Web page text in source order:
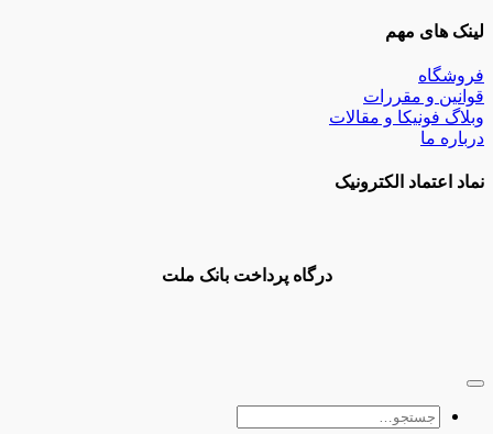
لینک های مهم
فروشگاه
قوانین و مقررات
وبلاگ فونیکا و مقالات
درباره ما
نماد اعتماد الکترونیک
درگاه پرداخت بانک ملت
جستجو